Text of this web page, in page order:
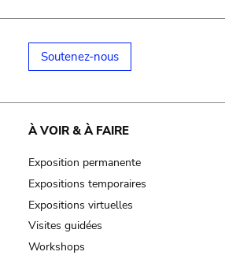
Soutenez-nous
À VOIR & À FAIRE
Exposition permanente
Expositions temporaires
Expositions virtuelles
Visites guidées
Workshops